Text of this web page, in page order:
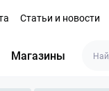
Статьи и новости
Магазины